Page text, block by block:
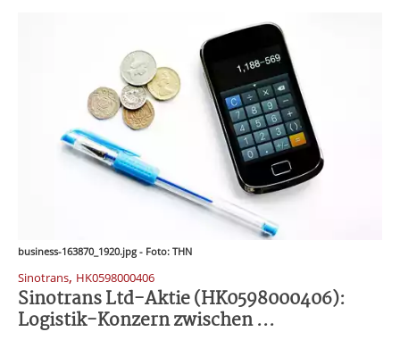
business-163870_1920.jpg - Foto: THN
Sinotrans, HK0598000406
Sinotrans Ltd-Aktie (HK0598000406):
Logistik-Konzern zwischen ...